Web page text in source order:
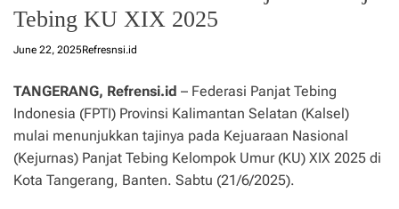
Tebing KU XIX 2025
June 22, 2025Refresnsi.id
TANGERANG, Refrensi.id – Federasi Panjat Tebing
Indonesia (FPTI) Provinsi Kalimantan Selatan (Kalsel)
mulai menunjukkan tajinya pada Kejuaraan Nasional
(Kejurnas) Panjat Tebing Kelompok Umur (KU) XIX 2025 di
Kota Tangerang, Banten. Sabtu (21/6/2025).